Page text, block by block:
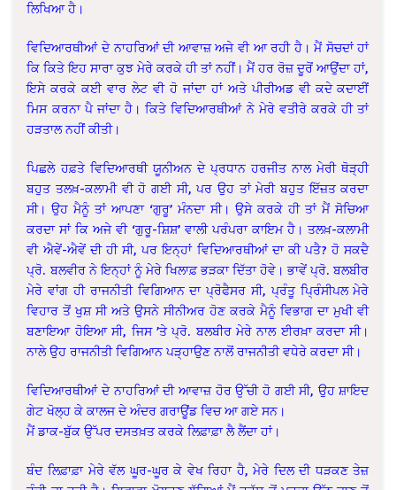
ਲਿਖਿਆ ਹੈ।
ਵਿਦਿਆਰਥੀਆਂ ਦੇ ਨਾਹਰਿਆਂ ਦੀ ਆਵਾਜ਼ ਅਜੇ ਵੀ ਆ ਰਹੀ ਹੈ। ਮੈਂ ਸੋਚਦਾਂ ਹਾਂ
ਕਿ ਕਿਤੇ ਇਹ ਸਾਰਾ ਕੁਝ ਮੇਰੇ ਕਰਕੇ ਹੀ ਤਾਂ ਨਹੀਂ। ਮੈਂ ਹਰ ਰੋਜ਼ ਦੂਰੋਂ ਆਉਂਦਾ ਹਾਂ,
ਇਸੇ ਕਰਕੇ ਕਈ ਵਾਰ ਲੇਟ ਵੀ ਹੋ ਜਾਂਦਾ ਹਾਂ ਅਤੇ ਪੀਰੀਅਡ ਵੀ ਕਦੇ ਕਦਾਈਂ
ਮਿਸ ਕਰਨਾ ਪੈ ਜਾਂਦਾ ਹੈ। ਕਿਤੇ ਵਿਦਿਆਰਥੀਆਂ ਨੇ ਮੇਰੇ ਵਤੀਰੇ ਕਰਕੇ ਹੀ ਤਾਂ
ਹੜਤਾਲ ਨਹੀਂ ਕੀਤੀ।
ਪਿਛਲੇ ਹਫ਼ਤੇ ਵਿਦਿਆਰਥੀ ਯੂਨੀਅਨ ਦੇ ਪ੍ਰਧਾਨ ਹਰਜੀਤ ਨਾਲ ਮੇਰੀ ਥੋੜ੍ਹੀ
ਬਹੁਤ ਤਲਖ਼-ਕਲਾਮੀ ਵੀ ਹੋ ਗਈ ਸੀ, ਪਰ ਉਹ ਤਾਂ ਮੇਰੀ ਬਹੁਤ ਇੱਜ਼ਤ ਕਰਦਾ
ਸੀ। ਉਹ ਮੈਨੂੰ ਤਾਂ ਆਪਣਾ ‘ਗੁਰੂ’ ਮੰਨਦਾ ਸੀ। ਉਸੇ ਕਰਕੇ ਹੀ ਤਾਂ ਮੈਂ ਸੋਚਿਆ
ਕਰਦਾ ਸਾਂ ਕਿ ਅਜੇ ਵੀ ‘ਗੁਰੂ-ਸ਼ਿਸ਼’ ਵਾਲੀ ਪਰੰਪਰਾ ਕਾਇਮ ਹੈ। ਤਲਖ਼-ਕਲਾਮੀ
ਵੀ ਐਵੇਂ-ਐਵੇਂ ਦੀ ਹੀ ਸੀ, ਪਰ ਇਨ੍ਹਾਂ ਵਿਦਿਆਰਥੀਆਂ ਦਾ ਕੀ ਪਤੈ? ਹੋ ਸਕਦੈ
ਪ੍ਰੋ. ਬਲਵੀਰ ਨੇ ਇਨ੍ਹਾਂ ਨੂੰ ਮੇਰੇ ਖਿਲਾਫ਼ ਭੜਕਾ ਦਿੱਤਾ ਹੋਵੇ। ਭਾਵੇਂ ਪ੍ਰੋ. ਬਲਬੀਰ
ਮੇਰੇ ਵਾਂਗ ਹੀ ਰਾਜਨੀਤੀ ਵਿਗਿਆਨ ਦਾ ਪ੍ਰੋਫੈਸਰ ਸੀ, ਪ੍ਰੰਤੂ ਪ੍ਰਿੰਸੀਪਲ ਮੇਰੇ
ਵਿਹਾਰ ਤੋਂ ਖੁਸ਼ ਸੀ ਅਤੇ ਉਸਨੇ ਸੀਨੀਅਰ ਹੋਣ ਕਰਕੇ ਮੈਨੂੰ ਵਿਭਾਗ ਦਾ ਮੁਖੀ ਵੀ
ਬਣਾਇਆ ਹੋਇਆ ਸੀ, ਜਿਸ ’ਤੇ ਪ੍ਰੋ. ਬਲਬੀਰ ਮੇਰੇ ਨਾਲ ਈਰਖ਼ਾ ਕਰਦਾ ਸੀ।
ਨਾਲੇ ਉਹ ਰਾਜਨੀਤੀ ਵਿਗਿਆਨ ਪੜ੍ਹਾਉਣ ਨਾਲੋਂ ਰਾਜਨੀਤੀ ਵਧੇਰੇ ਕਰਦਾ ਸੀ।
ਵਿਦਿਆਰਥੀਆਂ ਦੇ ਨਾਹਰਿਆਂ ਦੀ ਆਵਾਜ਼ ਹੋਰ ਉੱਚੀ ਹੋ ਗਈ ਸੀ, ਉਹ ਸ਼ਾਇਦ
ਗੇਟ ਖੋਲ੍ਹ ਕੇ ਕਾਲਜ ਦੇ ਅੰਦਰ ਗਰਾਊਂਡ ਵਿਚ ਆ ਗਏ ਸਨ।
ਮੈਂ ਡਾਕ-ਬੁੱਕ ਉੱਪਰ ਦਸਤਖ਼ਤ ਕਰਕੇ ਲਿਫ਼ਾਫ਼ਾ ਲੈ ਲੈਂਦਾ ਹਾਂ।
ਬੰਦ ਲਿਫ਼ਾਫ਼ਾ ਮੇਰੇ ਵੱਲ ਘੂਰ-ਘੂਰ ਕੇ ਵੇਖ ਰਿਹਾ ਹੈ, ਮੇਰੇ ਦਿਲ ਦੀ ਧੜਕਣ ਤੇਜ਼